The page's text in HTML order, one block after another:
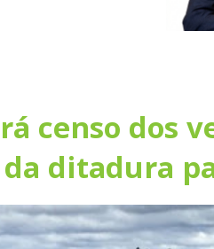
censo dos
ditadura